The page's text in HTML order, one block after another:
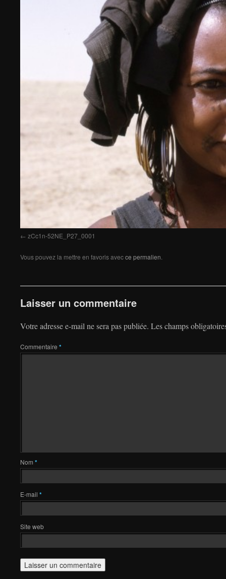
zCc1n-52NE_P27_0001
Vous pouvez la mettre en favoris avecce permalien
Laisser un commentaire
Votre adresse e-mail ne sera pas publiée. Les champs
Commentaire *
Nom *
E-mail *
Site web